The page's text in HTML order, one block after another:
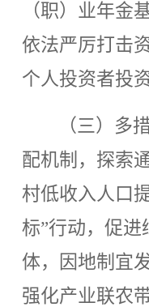
（职）业年金
依法严厉打击
个人投资者投
（三）多
配机制，探索
村低收入人口
标”行动，促
体，因地制宜
强化产业联农带